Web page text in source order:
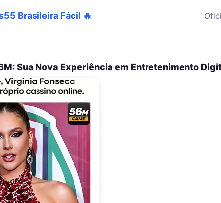
Brasileira Fácil 🔥
Sua Nova Experiência em Entretenimento